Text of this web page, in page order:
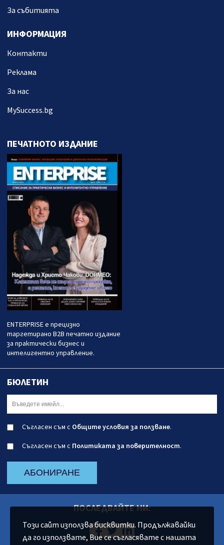
За събитията
ИНФОРМАЦИЯ
Контакти
Реклама
За нас
MySuccess.bg
ПЕЧАТНОТО ИЗДАНИЕ
ENTERPRISE е прецизно
таргетирано B2B печатно издание
за практически бизнес и
интелигентно управление.
БЮЛЕТИН
Съгласен съм с Общите условия за ползване.
Съгласен съм с Политиката за поверителност.
АБОНИРАНЕ
ПОСЛЕДВАЙТЕ НИ:
Този сайт използва бисквитки. Продължавайки
да го използвате, Вие се съгласявате с нашата